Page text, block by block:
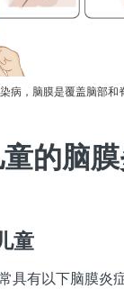
病，脑膜是覆盖脑部和
的脑
童
具有以下脑膜炎